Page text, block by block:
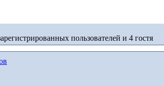
пользователей и 4 гостя